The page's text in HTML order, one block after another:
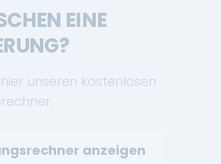
EINE
unseren kostenlosen
anzeigen